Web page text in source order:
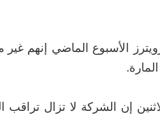
الأسبوع الماضي إنهم غير
إن الشركة لا تزال تراقب